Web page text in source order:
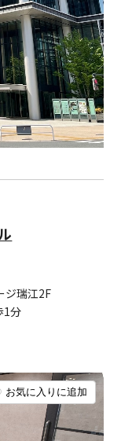
お気に入りに追加
ジ瑞江2F
1分